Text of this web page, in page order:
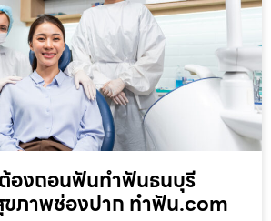
องถอนฟันทำฟันธนบุรี
ขภาพช่องปาก ทำฟัน.com